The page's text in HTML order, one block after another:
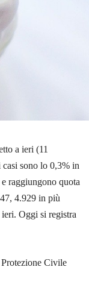
a ieri (11
sono lo 0,3% in
raggiungono quota
4.929 in più
Oggi si registra
Civile